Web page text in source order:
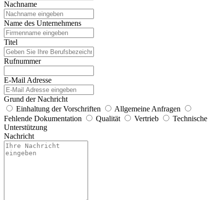
Nachname
Name des Unternehmens
Titel
Rufnummer
E-Mail Adresse
Grund der Nachricht
Einhaltung der Vorschriften
Allgemeine Anfragen
Fehlende Dokumentation
Qualität Vertrieb
Technische
Unterstützung
Nachricht